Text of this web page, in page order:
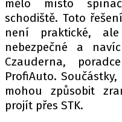
Máte
Pošlete e-
mělo místo
schodiště. Toto
není praktické,
nebezpečné a
Czauderna,
ProfiAuto.
mohou způsobit
projít přes STK.